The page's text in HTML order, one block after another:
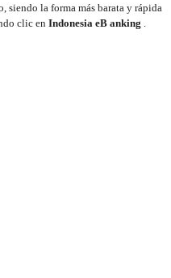
siendo la forma más barata y rápida
clic en Indonesia eB anking .